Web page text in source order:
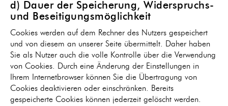
d) Dauer der Speicherung, Widerspruchs-
und Beseitigungsmöglichkeit
Cookies werden auf dem Rechner des Nutzers gespeichert
und von diesem an unserer Seite übermittelt. Daher haben
Sie als Nutzer auch die volle Kontrolle über die Verwendung
von Cookies. Durch eine Änderung der Einstellungen in
Ihrem Internetbrowser können Sie die Übertragung von
Cookies deaktivieren oder einschränken. Bereits
gespeicherte Cookies können jederzeit gelöscht werden.